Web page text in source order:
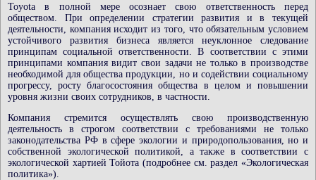
Toyota в полной мере осознает свою ответственность перед
обществом. При определении стратегии развития и в текущей
деятельности, компания исходит из того, что обязательным условием
устойчивого развития бизнеса является неуклонное следование
принципам социальной ответственности. В соответствии с этими
принципами компания видит свои задачи не только в производстве
необходимой для общества продукции, но и содействии социальному
прогрессу, росту благосостояния общества в целом и повышении
уровня жизни своих сотрудников, в частности.
Компания стремится осуществлять свою производственную
деятельность в строгом соответствии с требованиями не только
законодательства РФ в сфере экологии и природопользования, но и
собственной экологической политикой, а также в соответствии с
экологической хартией Тойота (подробнее см. раздел «Экологическая
политика»).